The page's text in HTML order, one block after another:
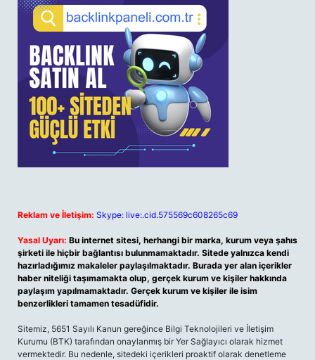
Reklam ve İletişim: Skype: live:.cid.575569c608265c69
Yasal Uyarı: Bu internet sitesi, herhangi bir marka, kurum veya şahıs
şirketi ile hiçbir bağlantısı bulunmamaktadır. Sitede yalnızca kendi
hazırladığımız makaleler paylaşılmaktadır. Burada yer alan içerikler
haber niteliği taşımamakta olup, gerçek kurum ve kişiler hakkında
paylaşım yapılmamaktadır. Gerçek kurum ve kişiler ile isim
benzerlikleri tamamen tesadüfidir.
Sitemiz, 5651 Sayılı Kanun gereğince Bilgi Teknolojileri ve İletişim
Kurumu (BTK) tarafından onaylanmış bir Yer Sağlayıcı olarak hizmet
vermektedir. Bu nedenle, sitedeki içerikleri proaktif olarak denetleme